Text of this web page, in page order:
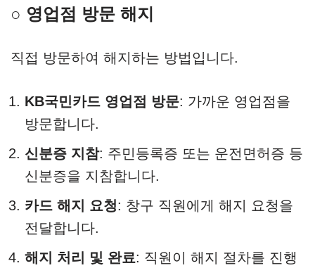
○ 영업점 방문 해지
직접 방문하여 해지하는 방법입니다.​
KB국민카드 영업점 방문: 가까운 영업점을
방문합니다.​
신분증 지참: 주민등록증 또는 운전면허증 등
신분증을 지참합니다.​
카드 해지 요청: 창구 직원에게 해지 요청을
전달합니다.​
해지 처리 및 완료: 직원이 해지 절차를 진행